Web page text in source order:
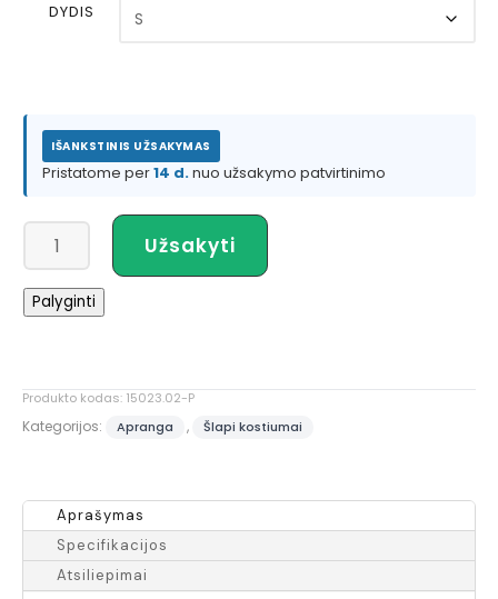
DYDIS
IŠANKSTINIS UŽSAKYMAS
Pristatome per14 d.nuo užsakymo patvirtinimo
kiekis:
NRS
Men's
Užsakyti
Palyginti
Produkto kodas: 15023.02-P
Kategorijos: Apranga , Šlapi kostiumai
Aprašymas
Specifikacijos
Atsiliepimai